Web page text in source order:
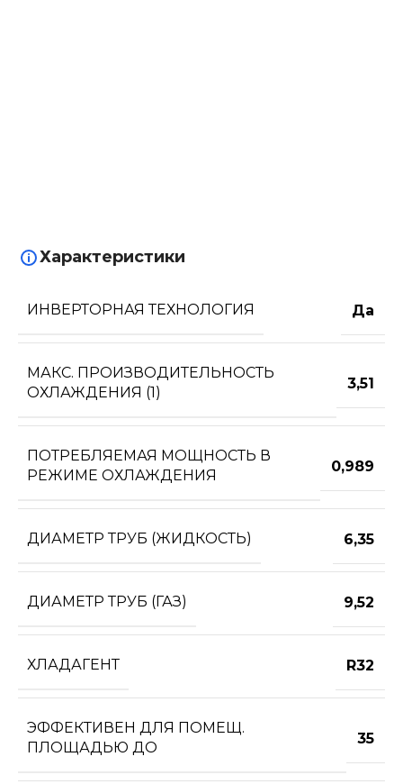
Характеристики
ИНВЕРТОРНАЯ ТЕХНОЛОГИЯ Да
МАКС. ПРОИЗВОДИТЕЛЬНОСТЬ
ОХЛАЖДЕНИЯ (1)
3,51
ПОТРЕБЛЯЕМАЯ МОЩНОСТЬ В
РЕЖИМЕ ОХЛАЖДЕНИЯ
0,989
ДИАМЕТР ТРУБ (ЖИДКОСТЬ) 6,35
ДИАМЕТР ТРУБ (ГАЗ) 9,52
ХЛАДАГЕНТ R32
ЭФФЕКТИВЕН ДЛЯ ПОМЕЩ.
ПЛОЩАДЬЮ ДО
35